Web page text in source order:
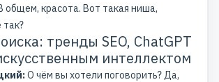
общем, красота. Вот такая ниша,
так?
тренды SEO, ChatGPT
интеллектом
О чём вы хотели поговорить? Да,